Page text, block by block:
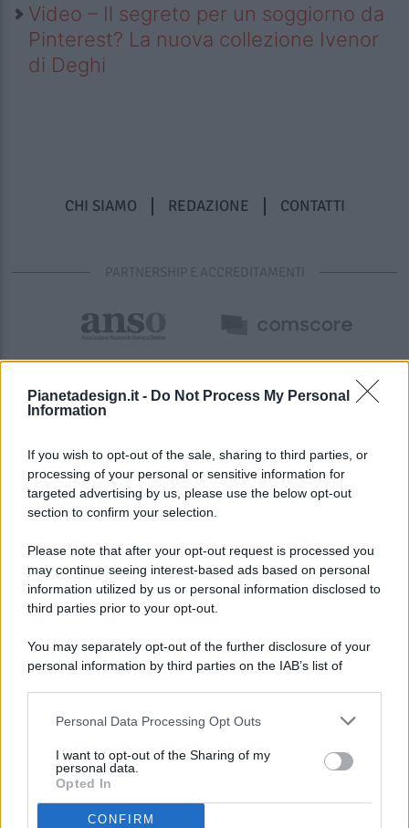
Pianetadesign.it - Do Not Process My Personal
Information
If you wish to opt-out of the sale, sharing to third parties, or
processing of your personal or sensitive information for
targeted advertising by us, please use the below opt-out
section to confirm your selection.
Please note that after your opt-out request is processed you
may continue seeing interest-based ads based on personal
information utilized by us or personal information disclosed to
third parties prior to your opt-out.
You may separately opt-out of the further disclosure of your
personal information by third parties on the IAB’s list of
This information may also be disclosed by us to third parties
disclose it to other third parties.
Personal Data Processing Opt Outs
I want to opt-out of the Sharing of my
personal data.
Opted In
CONFIRM
Video – Il segreto per un soggiorno da
Pinterest? La nuova collezione Ivenor
di Deghi
CHI SIAMO REDAZIONE CONTATTI
PARTNERSHIP E ACCREDITAMENTI
© 2026 - Pianeta Design - P.IVA 04827280654 - Testata
Registrata Al Tribunale Di Nocera Inferiore N. 8/2020 - RG N.
ISCRIZIONE AL ROC N. 35792 – ISCRITTA ALL’ANSO
(ASSOCIAZIONE NAZIONALE STAMPA ONLINE)
PREFERENZE PRIVACY